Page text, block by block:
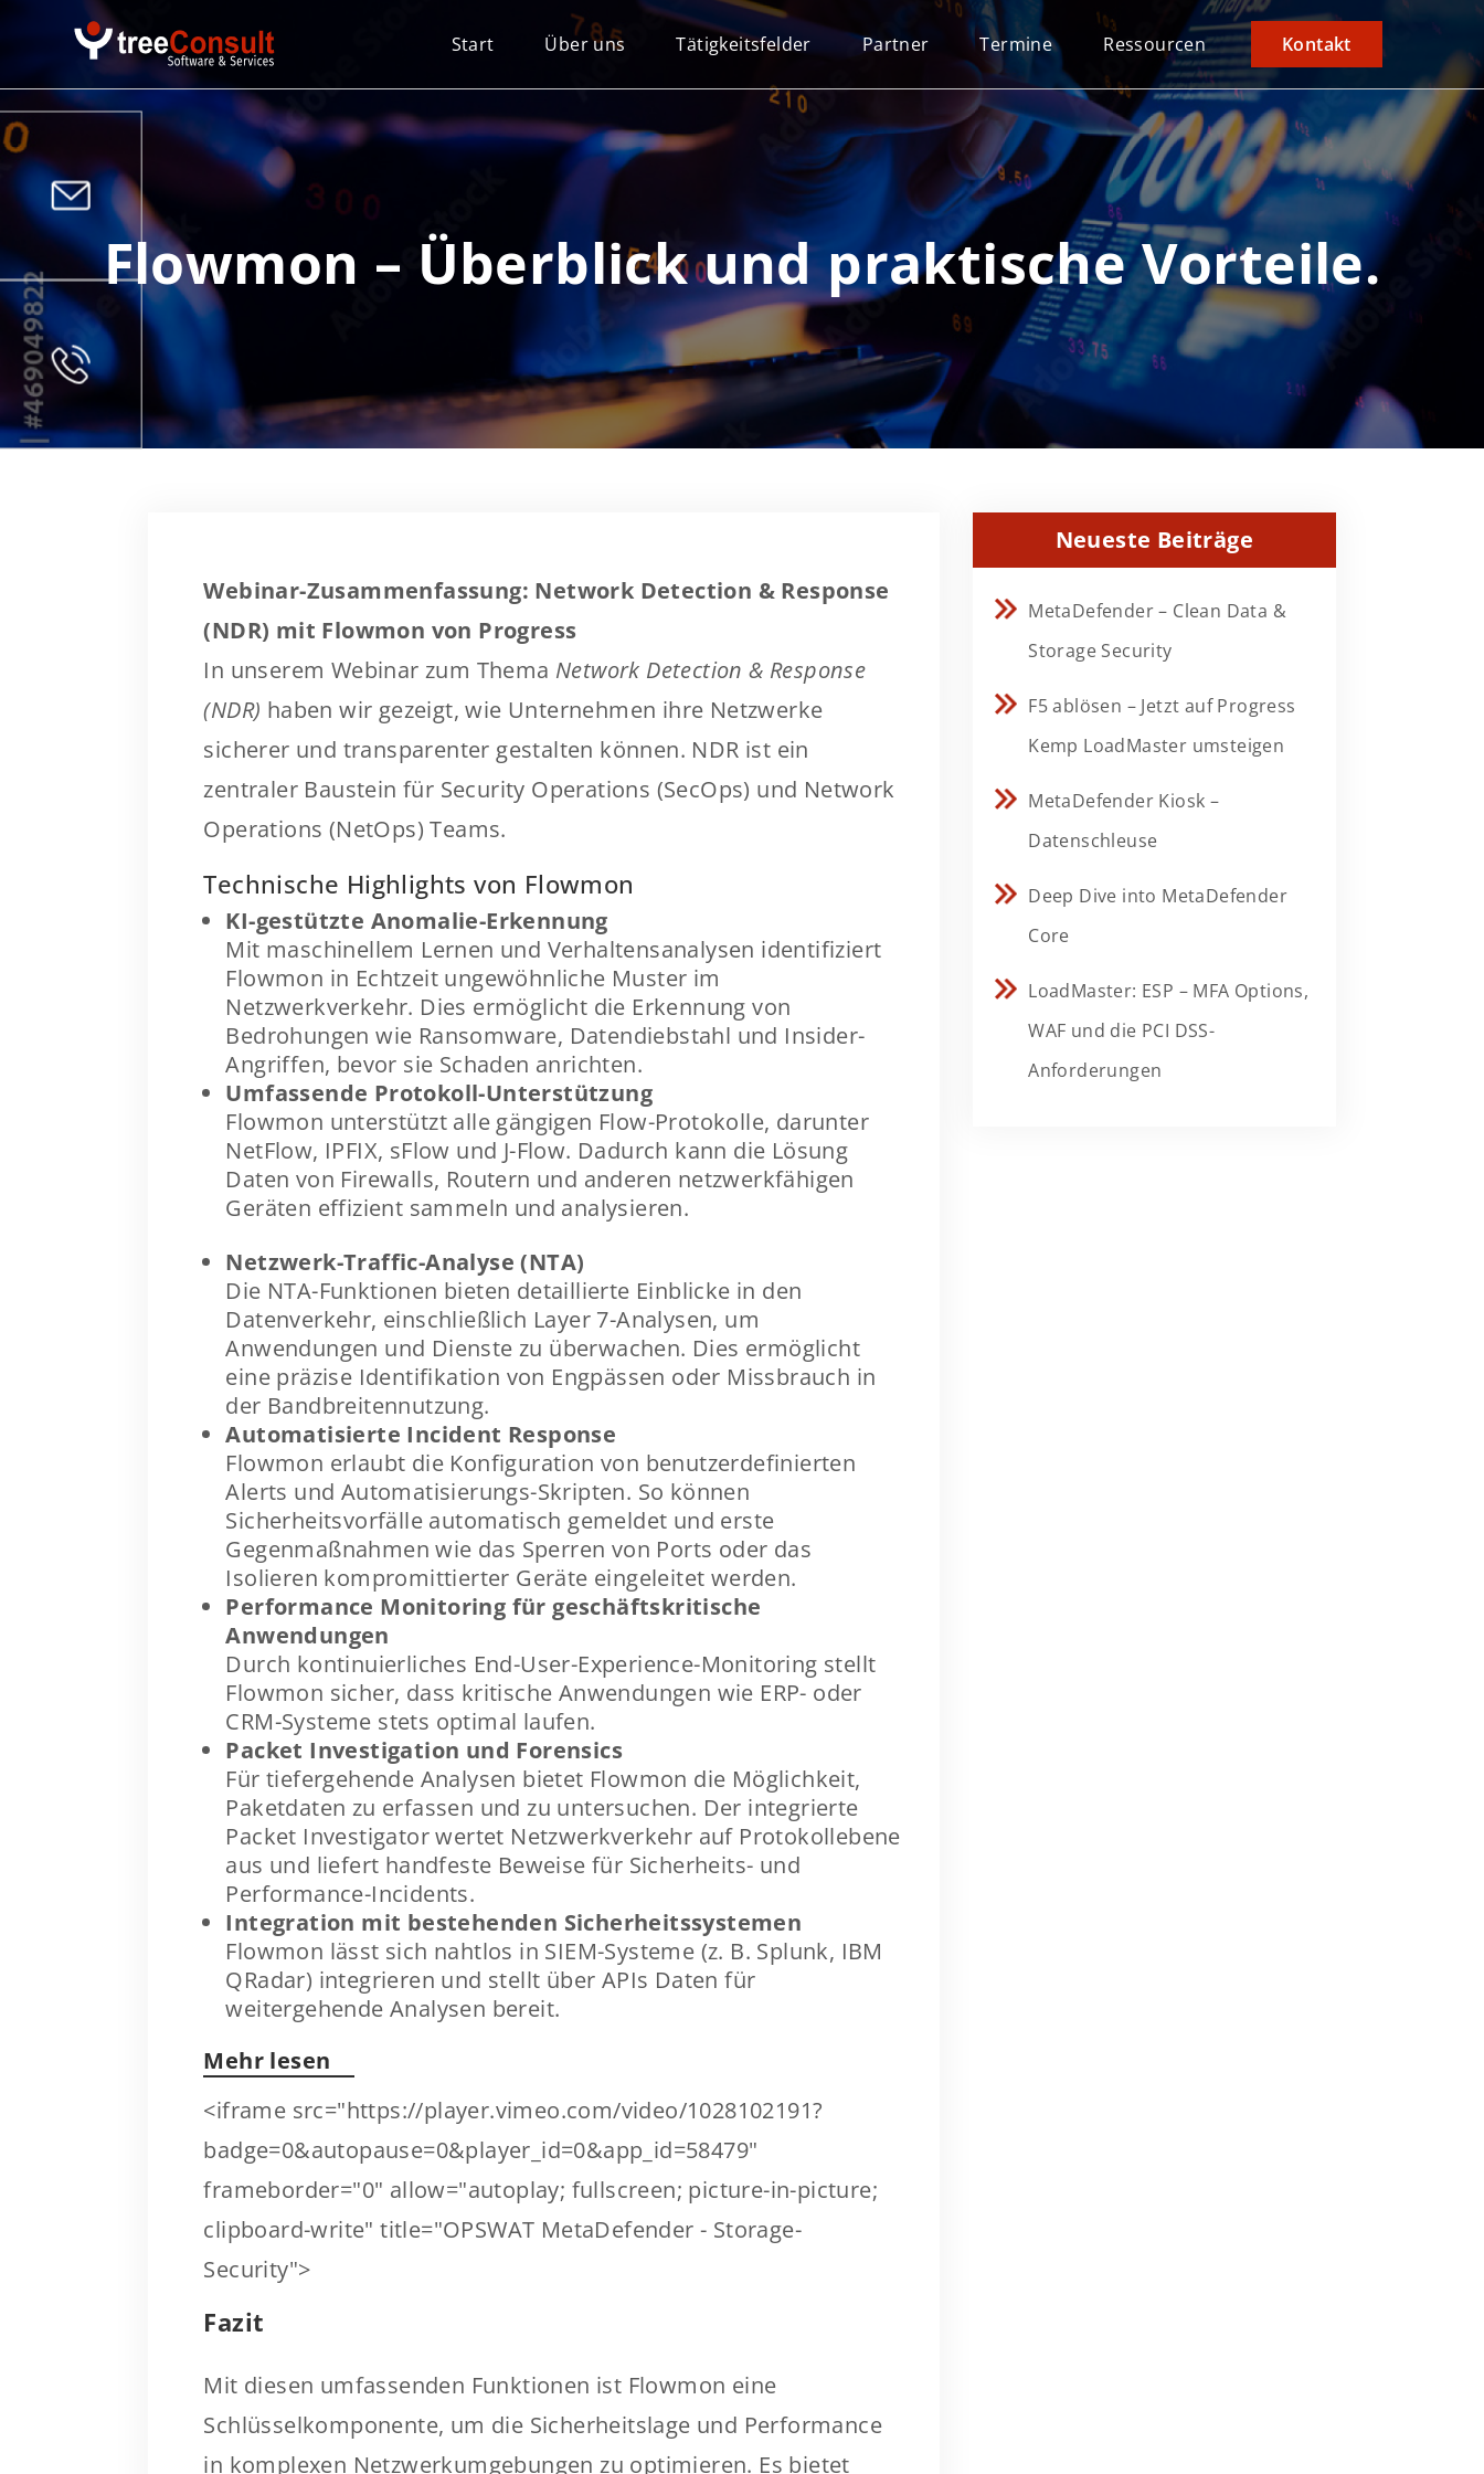
Start Über uns Tätigkeitsfelder Partner Termine Ressourcen Kontakt
Flowmon – Überblick und praktische Vorteile.
Webinar-Zusammenfassung: Network Detection & Response
(NDR) mit Flowmon von Progress
In unserem Webinar zum Thema Network Detection & Response
(NDR) haben wir gezeigt, wie Unternehmen ihre Netzwerke
sicherer und transparenter gestalten können. NDR ist ein
zentraler Baustein für Security Operations (SecOps) und Network
Operations (NetOps) Teams.
Technische Highlights von Flowmon
KI-gestützte Anomalie-Erkennung
Mit maschinellem Lernen und Verhaltensanalysen identifiziert
Flowmon in Echtzeit ungewöhnliche Muster im
Netzwerkverkehr. Dies ermöglicht die Erkennung von
Bedrohungen wie Ransomware, Datendiebstahl und Insider-
Angriffen, bevor sie Schaden anrichten.
Umfassende Protokoll-Unterstützung
Flowmon unterstützt alle gängigen Flow-Protokolle, darunter
NetFlow, IPFIX, sFlow und J-Flow. Dadurch kann die Lösung
Daten von Firewalls, Routern und anderen netzwerkfähigen
Geräten effizient sammeln und analysieren.
Netzwerk-Traffic-Analyse (NTA)
Die NTA-Funktionen bieten detaillierte Einblicke in den
Datenverkehr, einschließlich Layer 7-Analysen, um
Anwendungen und Dienste zu überwachen. Dies ermöglicht
eine präzise Identifikation von Engpässen oder Missbrauch in
der Bandbreitennutzung.
Automatisierte Incident Response
Flowmon erlaubt die Konfiguration von benutzerdefinierten
Alerts und Automatisierungs-Skripten. So können
Sicherheitsvorfälle automatisch gemeldet und erste
Gegenmaßnahmen wie das Sperren von Ports oder das
Isolieren kompromittierter Geräte eingeleitet werden.
Performance Monitoring für geschäftskritische
Anwendungen
Durch kontinuierliches End-User-Experience-Monitoring stellt
Flowmon sicher, dass kritische Anwendungen wie ERP- oder
CRM-Systeme stets optimal laufen.
Packet Investigation und Forensics
Für tiefergehende Analysen bietet Flowmon die Möglichkeit,
Paketdaten zu erfassen und zu untersuchen. Der integrierte
Packet Investigator wertet Netzwerkverkehr auf Protokollebene
aus und liefert handfeste Beweise für Sicherheits- und
Performance-Incidents.
Integration mit bestehenden Sicherheitssystemen
Flowmon lässt sich nahtlos in SIEM-Systeme (z. B. Splunk, IBM
QRadar) integrieren und stellt über APIs Daten für
weitergehende Analysen bereit.
Mehr lesen
<iframe src="https://player.vimeo.com/video/1028102191?
badge=0&autopause=0&player_id=0&app_id=58479"
frameborder="0" allow="autoplay; fullscreen; picture-in-picture;
clipboard-write" title="OPSWAT MetaDefender - Storage-
Security">
Fazit
Mit diesen umfassenden Funktionen ist Flowmon eine
Schlüsselkomponente, um die Sicherheitslage und Performance
in komplexen Netzwerkumgebungen zu optimieren. Es bietet
Neueste Beiträge
MetaDefender – Clean Data &
Storage Security
F5 ablösen – Jetzt auf Progress
Kemp LoadMaster umsteigen
MetaDefender Kiosk –
Datenschleuse
Deep Dive into MetaDefender
Core
LoadMaster: ESP – MFA Options,
WAF und die PCI DSS-
Anforderungen